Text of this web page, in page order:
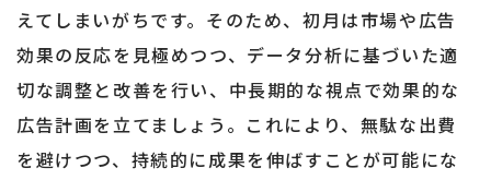
えてしまいがちです。そのため、初月は市場や広告
効果の反応を見極めつつ、データ分析に基づいた適
切な調整と改善を行い、中長期的な視点で効果的な
広告計画を立てましょう。これにより、無駄な出費
を避けつつ、持続的に成果を伸ばすことが可能にな